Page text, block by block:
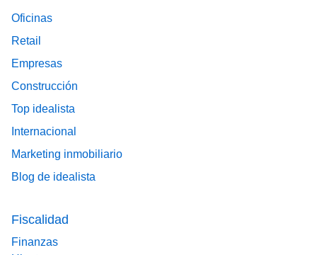
Oficinas
Retail
Empresas
Construcción
Top idealista
Internacional
Marketing inmobiliario
Blog de idealista
Fiscalidad
Finanzas